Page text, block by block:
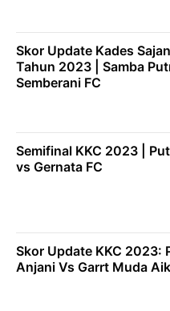
Skor Update Kades
Tahun 2023 | Samba
Semberani FC
Semifinal KKC 2023 |
vs Gernata FC
Skor Update KKC 2023:
Anjani Vs Garrt Muda